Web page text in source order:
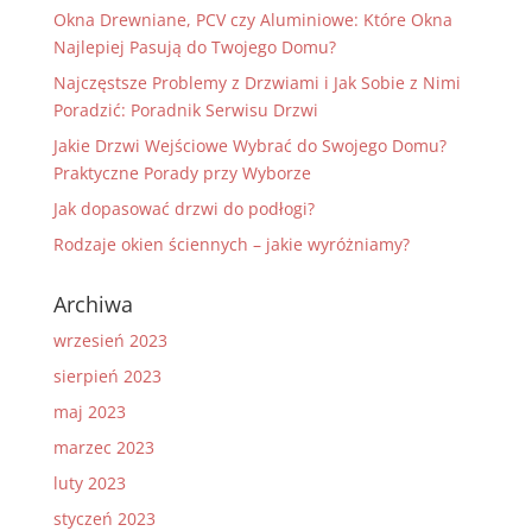
Okna Drewniane, PCV czy Aluminiowe: Które Okna
Najlepiej Pasują do Twojego Domu?
Najczęstsze Problemy z Drzwiami i Jak Sobie z Nimi
Poradzić: Poradnik Serwisu Drzwi
Jakie Drzwi Wejściowe Wybrać do Swojego Domu?
Praktyczne Porady przy Wyborze
Jak dopasować drzwi do podłogi?
Rodzaje okien ściennych – jakie wyróżniamy?
Archiwa
wrzesień 2023
sierpień 2023
maj 2023
marzec 2023
luty 2023
styczeń 2023